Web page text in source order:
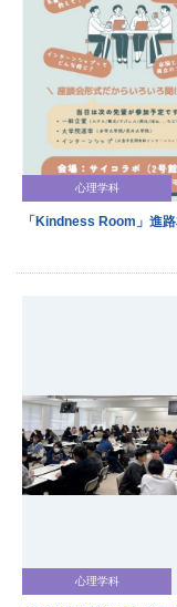
心理学科
心理学科